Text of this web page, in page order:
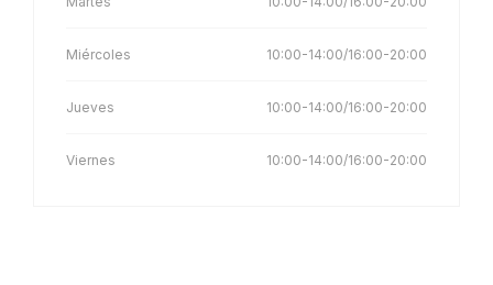
Miércoles 10:00-14:00/16:00-20:00
Jueves 10:00-14:00/16:00-20:00
Viernes 10:00-14:00/16:00-20:00